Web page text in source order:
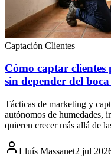
Captación Clientes
Cómo captar clientes
sin depender del
Tácticas de marketing y
autónomos de humedades,
quieren crecer más allá de
Lluís Massanet2 jul